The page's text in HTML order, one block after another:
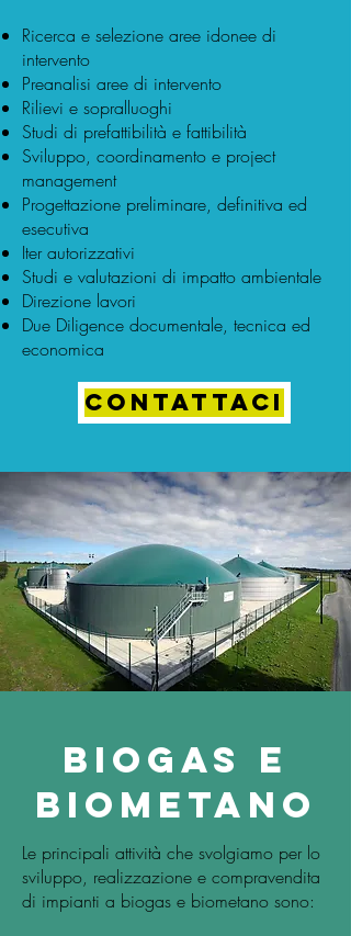
Ricerca e selezione aree idonee di
intervento
Preanalisi aree di intervento
Rilievi e sopralluoghi
Studi di prefattibilità e fattibilità
Sviluppo, coordinamento e project
management
Progettazione preliminare, definitiva ed
esecutiva
Iter autorizzativi
Studi e valutazioni di impatto ambientale
Direzione lavori
Due Diligence documentale, tecnica ed
economica
CONTATTACI
biogas e
biometano
Le principali attività che svolgiamo per lo
sviluppo, realizzazione e compravendita
di impianti a biogas e biometano sono: